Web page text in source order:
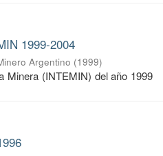
1999-2004
Argentino (1999)
Minera (INTEMIN) del año 1999